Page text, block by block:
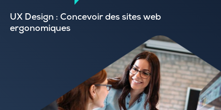
UX Design : Concevoir des sites web
ergonomiques